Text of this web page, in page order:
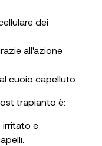
dei
all'azione
cuoio capelluto.
trapianto è:
irritato e